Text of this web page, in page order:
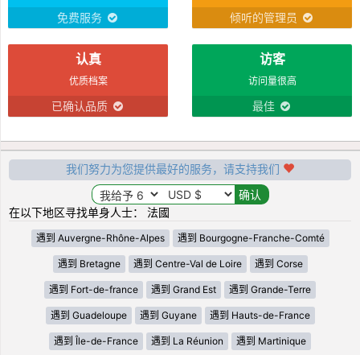
免费服务 倾听的管理员
认真
优质档案
已确认品质
访客
访问量很高
最佳
我们努力为您提供最好的服务，请支持我们
在以下地区寻找单身人士： 法國
遇到 Auvergne-Rhône-Alpes 遇到 Bourgogne-Franche-Comté
遇到 Bretagne 遇到 Centre-Val de Loire 遇到 Corse
遇到 Fort-de-france 遇到 Grand Est 遇到 Grande-Terre
遇到 Guadeloupe 遇到 Guyane 遇到 Hauts-de-France
遇到 Île-de-France 遇到 La Réunion 遇到 Martinique